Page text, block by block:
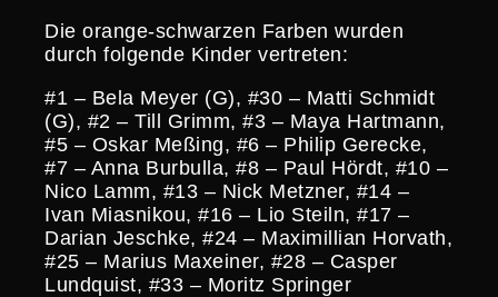
Die orange-schwarzen Farben wurden
durch folgende Kinder vertreten:
#1 – Bela Meyer (G), #30 – Matti Schmidt
(G), #2 – Till Grimm, #3 – Maya Hartmann,
#5 – Oskar Meßing, #6 – Philip Gerecke,
#7 – Anna Burbulla, #8 – Paul Hördt, #10 –
Nico Lamm, #13 – Nick Metzner, #14 –
Ivan Miasnikou, #16 – Lio Steiln, #17 –
Darian Jeschke, #24 – Maximil­lian Horvath,
#25 – Marius Maxeiner, #28 – Casper
Lundquist, #33 – Moritz Springer